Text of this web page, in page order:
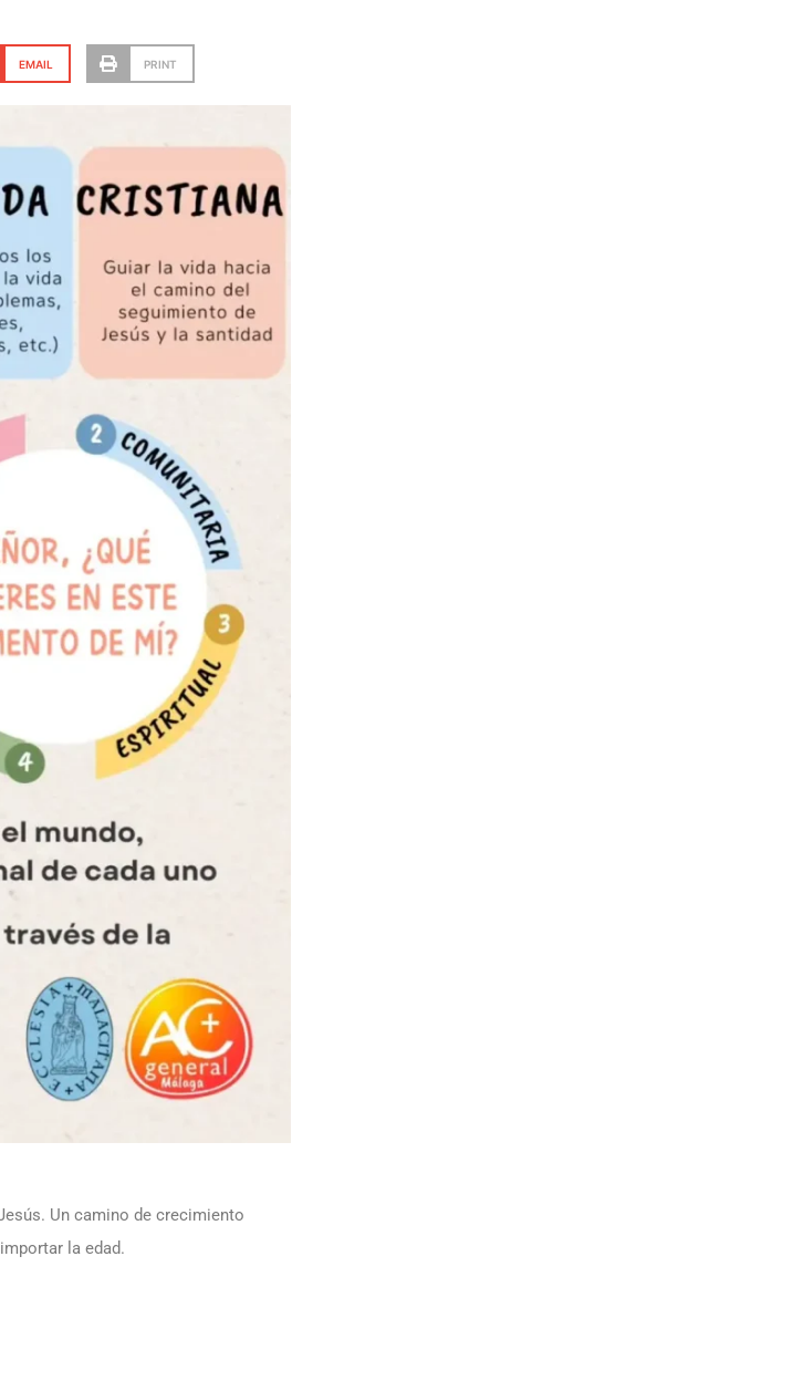
EMAIL PRINT
Un camino de crecimiento
la edad.